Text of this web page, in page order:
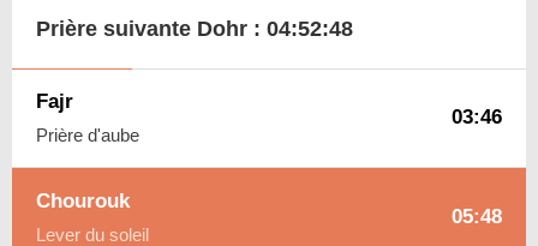
Prière suivante Dohr : 04:52:47
Fajr
Prière d'aube
03:46
Chourouk
Lever du soleil
05:48